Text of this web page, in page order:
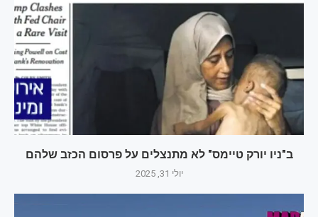
ב"ניו יורק טיימס" לא מתנצלים על פרסום הכזב שלהם
יולי 31, 2025